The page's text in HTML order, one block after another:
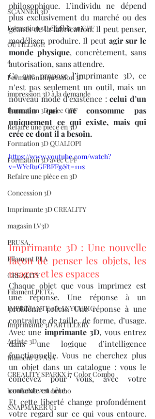
SCANNER 3D
Formation 3D éligible au CPF
OUTILLAGE
4
Formation impression 3D
impression 3D à la demande
Formation 3D avec CPF
Refaire une piece en 3D
Formation 3D QUALIOPI
Formation 3D avec CPF
Refaire une pièce en 3D
Concession 3D
Imprimante 3D CREALITY
magasin LV3D
PRUSA,
Filament PLA
CREALITY
Filament PETG,
IMPRIMANTE 3D ANYCUBIC
Imprimante 3D ARTILLERY
Artiste 3D
filament 3D ASA
CREALITY SPARKX i7 Color Combo
bambulab A2Lcombo
SNAPMAKER U1
philosophique. L’individu ne dépend
plus exclusivement du marché ou des
géants de la fabrication. Il peut penser,
modéliser, produire. Il peut agir sur le
monde physique, concrètement, sans
autorisation, sans attendre.
Ce que propose l’imprimante 3D, ce
n’est pas seulement un outil, mais un
nouveau mode d’existence : celui d’un
humain qui ne consomme pas
uniquement ce qui existe, mais qui
crée ce dont il a besoin.
https://www.youtube.com/watch?
v=WYeRuGFBFFg&t=111s
Imprimante 3D : Une nouvelle
façon de penser les objets, les
usages et les espaces
Chaque objet que vous imprimez est
une réponse. Une réponse à un
problème précis. Une réponse à une
contrainte de taille, de forme, d’usage.
Avec une imprimante 3D, vous entrez
dans une logique d’intelligence
fonctionnelle. Vous ne cherchez plus
un objet dans un catalogue : vous le
concevez pour vous, avec votre
contexte en tête.
Et cette liberté change profondément
votre regard sur ce qui vous entoure.